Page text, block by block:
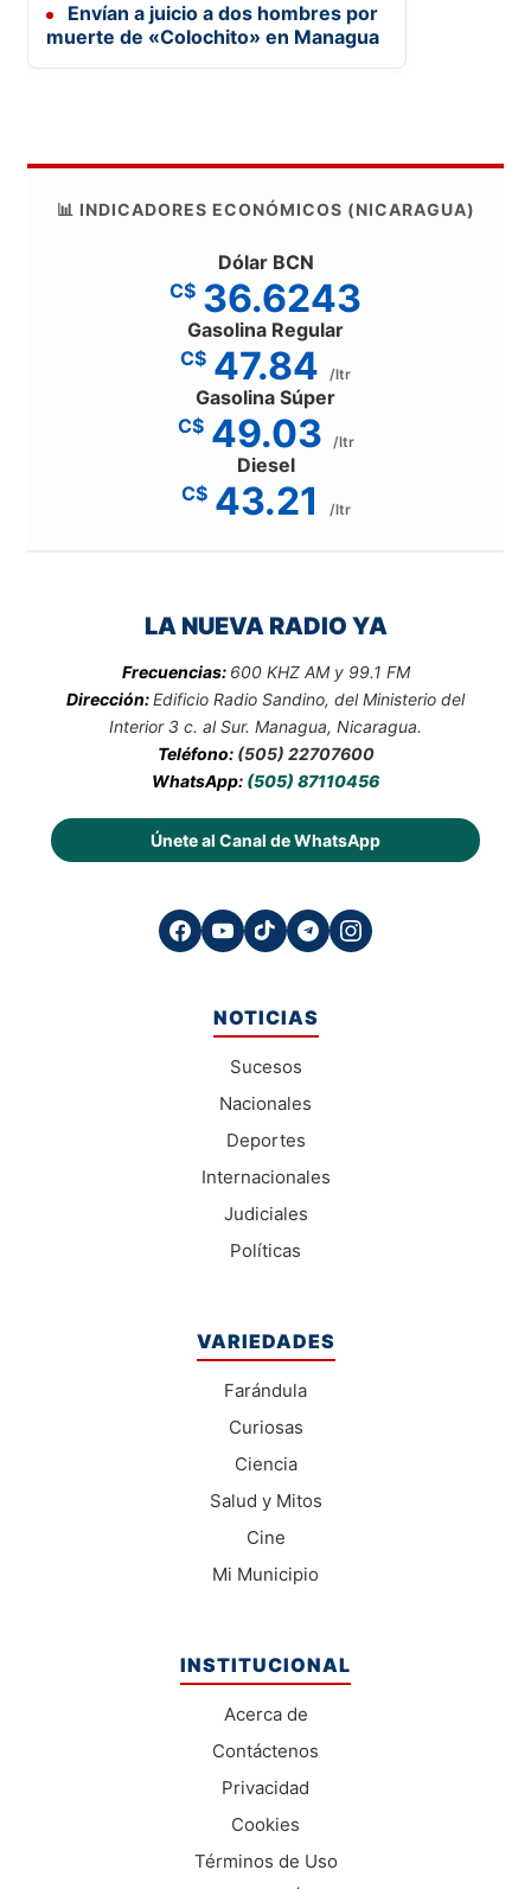
Envían a juicio a dos hombres por
muerte de «Colochito» en Managua
📊 INDICADORES ECONÓMICOS (NICARAGUA)
Dólar BCN
C$ 36.6243
Gasolina Regular
C$ 47.84 /ltr
Gasolina Súper
C$ 49.03 /ltr
Diesel
C$ 43.21 /ltr
LA NUEVA RADIO YA
Frecuencias: 600 KHZ AM y 99.1 FM
Dirección:Edificio Radio Sandino, del Ministerio del
Interior 3 c. al Sur. Managua, Nicaragua.
Teléfono: (505) 22707600
WhatsApp: (505) 87110456
Únete al Canal de WhatsApp
NOTICIAS
Sucesos
Nacionales
Deportes
Internacionales
Judiciales
Políticas
VARIEDADES
Farándula
Curiosas
Ciencia
Salud y Mitos
Cine
Mi Municipio
INSTITUCIONAL
Acerca de
Contáctenos
Privacidad
Cookies
Términos de Uso